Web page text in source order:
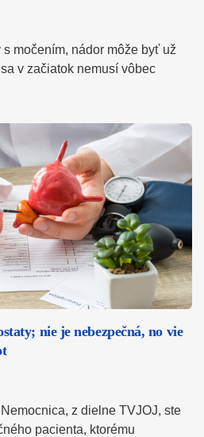
močením, nádor môže byť už
v začiatok nemusí vôbec
nie je nebezpečná, no vie
z dielne TVJOJ, ste
pacienta, ktorému